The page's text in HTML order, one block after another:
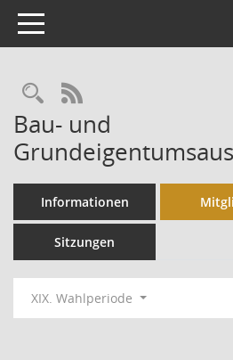
Toggle navigation
Rechercheauswahl
RSS-Feed
Bau- und
Informationen
Sitzungen
XIX. Wahlperiode